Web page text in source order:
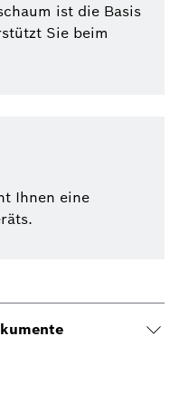
ist die Basis
Sie beim
Ihnen eine